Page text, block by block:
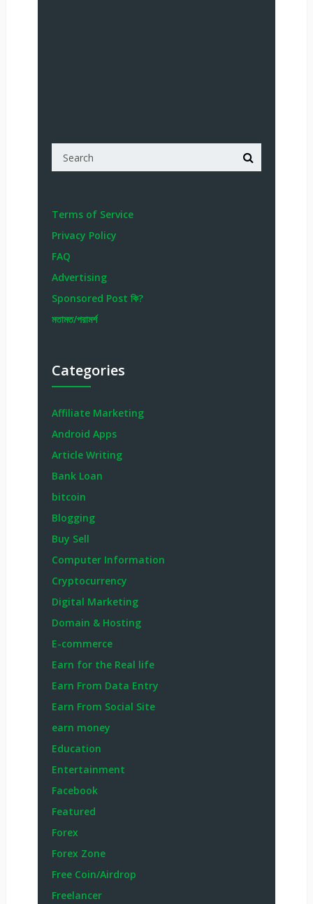
Terms of Service
Privacy Policy
FAQ
Advertising
Sponsored Post কি?
মতামত/পরামর্শ
Categories
Affiliate Marketing
Android Apps
Article Writing
Bank Loan
bitcoin
Blogging
Buy Sell
Computer Information
Cryptocurrency
Digital Marketing
Domain & Hosting
E-commerce
Earn for the Real life
Earn From Data Entry
Earn From Social Site
earn money
Education
Entertainment
Facebook
Featured
Forex
Forex Zone
Free Coin/Airdrop
Freelancer